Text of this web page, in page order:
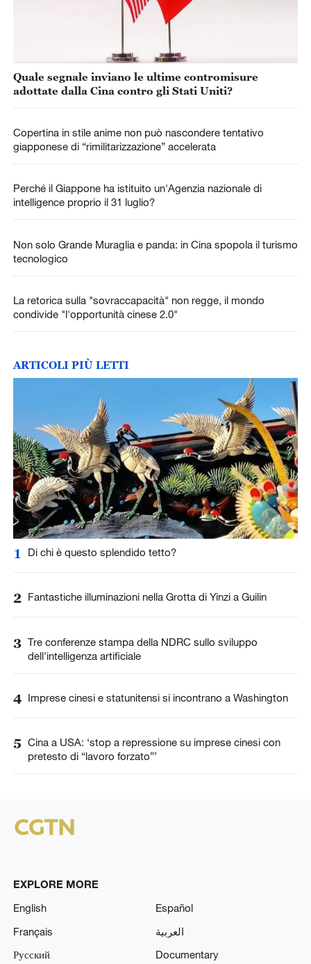
Quale segnale inviano le ultime contromisure
adottate dalla Cina contro gli Stati Uniti?
Copertina in stile anime non può nascondere tentativo
giapponese di “rimilitarizzazione” accelerata
Perché il Giappone ha istituito un'Agenzia nazionale di
intelligence proprio il 31 luglio?
Non solo Grande Muraglia e panda: in Cina spopola il turismo
tecnologico
La retorica sulla "sovraccapacità" non regge, il mondo
condivide "l'opportunità cinese 2.0"
ARTICOLI PIÙ LETTI
1 Di chi è questo splendido tetto?
2 Fantastiche illuminazioni nella Grotta di Yinzi a Guilin
3 Tre conferenze stampa della NDRC sullo sviluppo
dell'intelligenza artificiale
4 Imprese cinesi e statunitensi si incontrano a Washington
5 Cina a USA: ‘stop a repressione su imprese cinesi con
pretesto di “lavoro forzato”’
EXPLORE MORE
English
Español
Français
العربية
Русский
Documentary